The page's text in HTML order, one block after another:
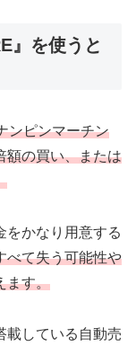
』を使うと
ンピンマーチン
額の買い、または
をかなり用意する
べて失う可能性や
ます。
載している自動売